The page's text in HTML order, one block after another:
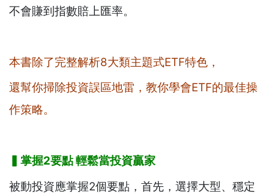
不會賺到指數賠上匯率。
本書除了完整解析8大類主題式ETF特色，
還幫你掃除投資誤區地雷，教你學會ETF的最佳操
作策略。
▍掌握2要點輕鬆當投資贏家
被動投資應掌握2個要點，首先，選擇大型、穩定